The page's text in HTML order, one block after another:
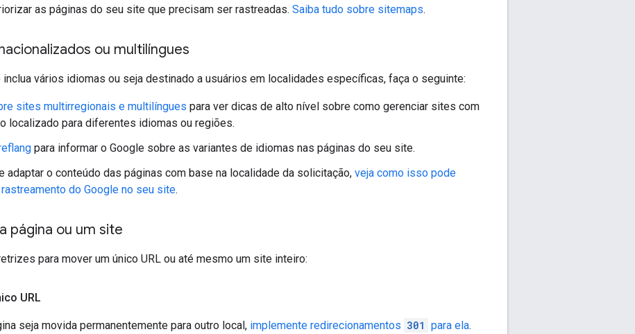
as páginas do seu site que precisam ser rastreadas. Saiba tudo sobre sitemaps.
ou multilíngues
vários idiomas ou seja destinado a usuários em localidades específicas, faça o seguinte:
sites multirregionais e multilíngues para ver dicas de alto nível sobre como gerenciar sites com
localizado para diferentes idiomas ou regiões.
para informar o Google sobre as variantes de idiomas nas páginas do seu site.
adaptar o conteúdo das páginas com base na localidade da solicitação, veja como isso pode
do Google no seu site.
página ou um site
para mover um único URL ou até mesmo um site inteiro:
URL
seja movida permanentemente para outro local, implemente redirecionamentos 301 para ela.